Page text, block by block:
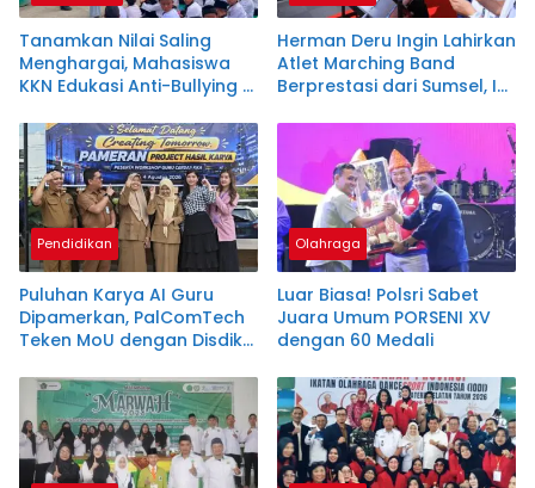
Tanamkan Nilai Saling
Menghargai, Mahasiswa
KKN Edukasi Anti-Bullying di
Herman Deru Ingin Lahirkan
Atlet Marching Band
Berprestasi dari Sumsel, Ini
Pendidikan
Puluhan Karya AI Guru
Dipamerkan, PalComTech
Teken MoU dengan Disdik
Olahraga
Luar Biasa! Polsri Sabet
Juara Umum PORSENI XV
dengan 60 Medali